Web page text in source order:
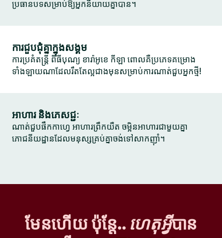
ប្រធានបទសម្រាប់ឱ្យអ្នកនិយាយគ្នាបាន។
ការជួបជុំគ្នាក្នុងសង្គម
ការប្រគំតន្ត្រី ពិធីបុណ្យ ខារ៉ាអូខេ កីឡា ពោលគឺប្រភេទគម្រោង
ទាំងឡាយណាដែលរឹតតែល្អជាងមុនសម្រាប់ការណាត់ជួបអ្នកថ្មី!
អាហារ និងភេសជ្ជៈ
ណាត់ជួបផឹកកាហ្វេ អាហារព្រឹកយឺត ចម្អិនអាហារជាមួយគ្នា
ភោជនីយដ្ឋានដែលមនុស្សគ្រប់គ្នាចង់ទៅសាកញ៉ាំ។
មែនហើយ ប៉ុន្តែ.. ហេតុអ្វីបាន